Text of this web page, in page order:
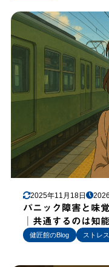
2025年11月18日
パニック障害と味
│共通するのは知能
健匠館のBlog ストレ